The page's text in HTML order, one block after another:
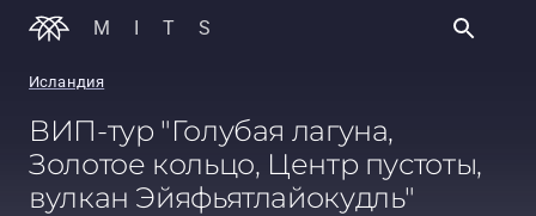
MITS
Исландия
ВИП-тур "Голубая лагуна,
Золотое кольцо, Центр пустоты,
вулкан Эйяфьятлайокудль"